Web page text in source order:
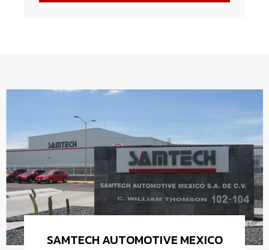
SAMTECH AUTOMOTIVE MEXICO